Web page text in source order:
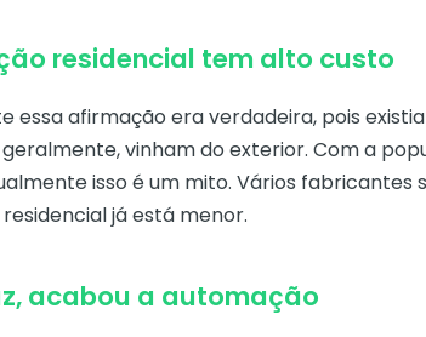
residencial tem alto custo
essa afirmação era verdadeira, pois
vinham do exterior. Com a
isso é um mito. Vários fabricantes
já está menor.
acabou a automação